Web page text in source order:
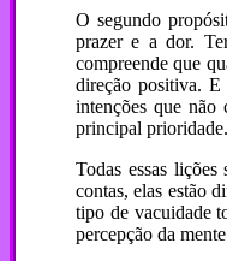
O segundo
prazer e a dor.
compreende que
direção positiva.
intenções que não
principal prioridade.
Todas essas
contas, elas estão
tipo de vacuidade
percepção da